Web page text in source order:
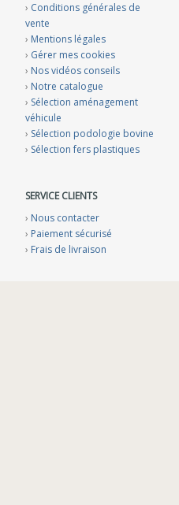
› Conditions générales de
vente
› Mentions légales
› Gérer mes cookies
› Nos vidéos conseils
› Notre catalogue
› Sélection aménagement
véhicule
› Sélection podologie bovine
› Sélection fers plastiques
SERVICE CLIENTS
› Nous contacter
› Paiement sécurisé
› Frais de livraison